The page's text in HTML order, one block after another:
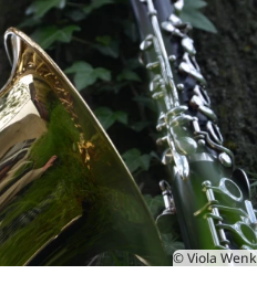
© Viola Wenk